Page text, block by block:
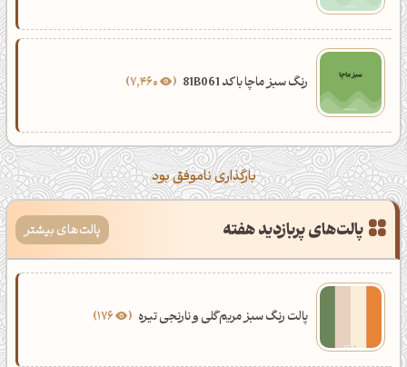
رنگ سبز ماچا با کد 81B061
بارگذاری ناموفق بود
پالت‌های پربازدید هفته پالت‌های بیشتر
پالت رنگ سبز مریم‌گلی و نارنجی تیره